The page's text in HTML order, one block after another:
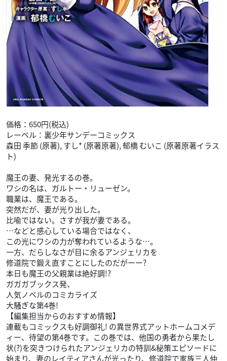
価格：650円(税込)
レーベル：裏少年サンデーコミックス
森田 季節 (原著), すし* (原著原著), 郁橋 むいこ (原著原著イラス
ト)
魔王の妻、発光するの巻。
ワシの名は、ガルトー・リューゼン。
職業は、魔王である。
突然だが、妻が光り出した。
比喩ではない。さすが我が妻である。
…などと感心している場合ではなく、
この光にワシの力が奪われているような…。
一方、だらしなさが目に余るアンジェリカを
修道院で鍛え直すことにしたのだがーー?
本日も魔王の父親業は絶好調!?
ガガガブックス発、
人気ノベルのコミカライズ
大騒ぎな第4巻!
【編集担当からのおすすめ情報】
連載もコミックスも好調御礼! の異世界式アットホームコメデ
ィー、待望の第4巻です。この巻では、他国の勇者から果たし
状(?)を突きつけられたアンジェリカの特訓&秘策エピソードに
始まり、妻のレイティアさんが光ったり、修道院で家族三人仲